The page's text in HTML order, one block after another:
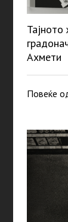
Ахмети
Повеќе